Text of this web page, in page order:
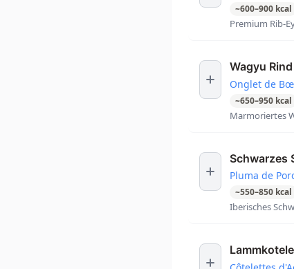
~600–900 kcal
Premium Rib-
Wagyu
Onglet de
~650–950 kcal
Marmoriertes
Schwarzes
Pluma de
~550–850 kcal
Iberisches